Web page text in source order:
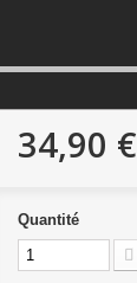
34,90 €
Quantité